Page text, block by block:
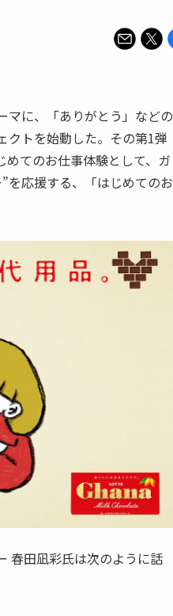
マに、「ありがとう」などの
クトを始動した。その第1弾
めてのお仕事体験として、ガ
を応援する、「はじめてのお
春田凪彩氏は次のように話